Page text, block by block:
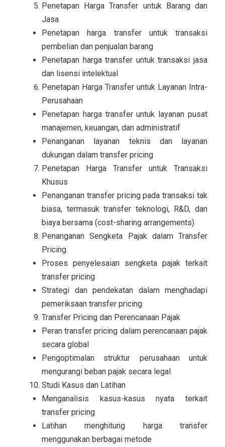
Penetapan Harga Transfer untuk Barang dan
Jasa
Penetapan harga transfer untuk transaksi
pembelian dan penjualan barang
Penetapan harga transfer untuk transaksi jasa
dan lisensi intelektual
Penetapan Harga Transfer untuk Layanan Intra-
Perusahaan
Penetapan harga transfer untuk layanan pusat
manajemen, keuangan, dan administratif
Penanganan layanan teknis dan layanan
dukungan dalam transfer pricing
Penetapan Harga Transfer untuk Transaksi
Khusus
Penanganan transfer pricing pada transaksi tak
biasa, termasuk transfer teknologi, R&D, dan
biaya bersama (cost-sharing arrangements)
Penanganan Sengketa Pajak dalam Transfer
Pricing
Proses penyelesaian sengketa pajak terkait
transfer pricing
Strategi dan pendekatan dalam menghadapi
pemeriksaan transfer pricing
Transfer Pricing dan Perencanaan Pajak
Peran transfer pricing dalam perencanaan pajak
secara global
Pengoptimalan struktur perusahaan untuk
mengurangi beban pajak secara legal
Studi Kasus dan Latihan
Menganalisis kasus-kasus nyata terkait
transfer pricing
Latihan menghitung harga transfer
menggunakan berbagai metode